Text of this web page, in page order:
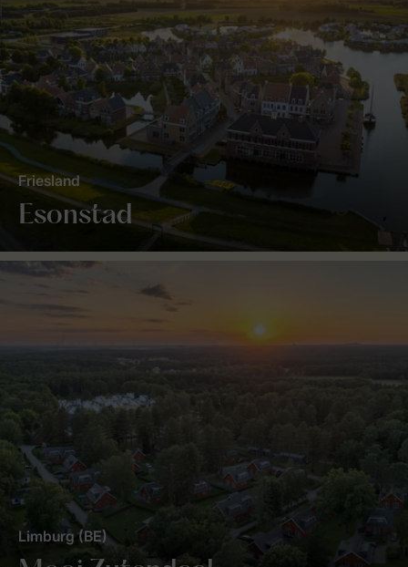
Esonstad
Friesland
Limburg (BE)